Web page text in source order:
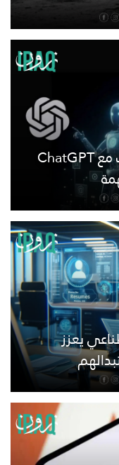
كيف تحمي خصوصية محادثاتك مع ChatGPT
يعزز